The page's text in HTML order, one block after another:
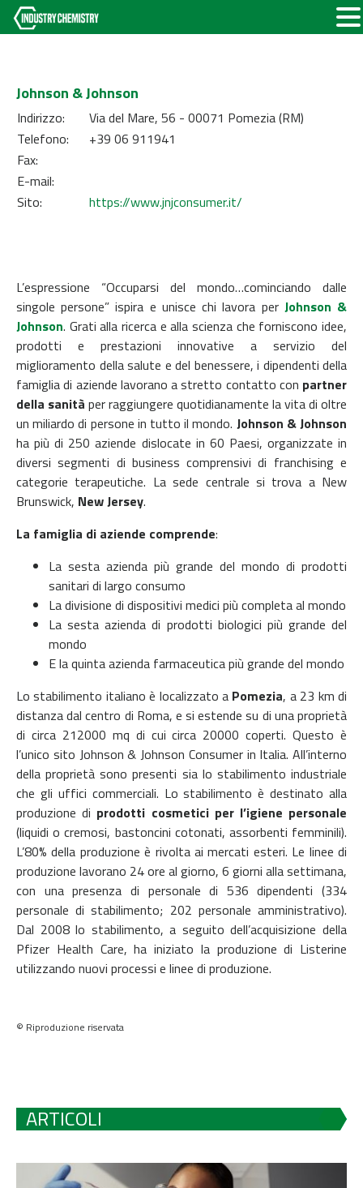
Johnson & Johnson
Indirizzo:
Via del Mare, 56 - 00071 Pomezia (RM)
Telefono:
+39 06 911941
Fax:
E-mail:
Sito:
https://www.jnjconsumer.it/
L’espressione “Occuparsi del mondo…cominciando dalle
singole persone” ispira e unisce chi lavora per Johnson &
Johnson. Grati alla ricerca e alla scienza che forniscono idee,
prodotti e prestazioni innovative a servizio del
miglioramento della salute e del benessere, i dipendenti della
famiglia di aziende lavorano a stretto contatto con partner
della sanità per raggiungere quotidianamente la vita di oltre
un miliardo di persone in tutto il mondo. Johnson & Johnson
ha più di 250 aziende dislocate in 60 Paesi, organizzate in
diversi segmenti di business comprensivi di franchising e
categorie terapeutiche. La sede centrale si trova a New
Brunswick, New Jersey.
La famiglia di aziende comprende:
La sesta azienda più grande del mondo di prodotti
sanitari di largo consumo
La divisione di dispositivi medici più completa al mondo
La sesta azienda di prodotti biologici più grande del
mondo
E la quinta azienda farmaceutica più grande del mondo
Lo stabilimento italiano è localizzato a Pomezia, a 23 km di
distanza dal centro di Roma, e si estende su di una proprietà
di circa 212000 mq di cui circa 20000 coperti. Questo è
l’unico sito Johnson & Johnson Consumer in Italia. All’interno
della proprietà sono presenti sia lo stabilimento industriale
che gli uffici commerciali. Lo stabilimento è destinato alla
produzione di prodotti cosmetici per l’igiene personale
(liquidi o cremosi, bastoncini cotonati, assorbenti femminili).
L’80% della produzione è rivolta ai mercati esteri. Le linee di
produzione lavorano 24 ore al giorno, 6 giorni alla settimana,
con una presenza di personale di 536 dipendenti (334
personale di stabilimento; 202 personale amministrativo).
Dal 2008 lo stabilimento, a seguito dell’acquisizione della
Pfizer Health Care, ha iniziato la produzione di Listerine
utilizzando nuovi processi e linee di produzione.
© Riproduzione riservata
ARTICOLI